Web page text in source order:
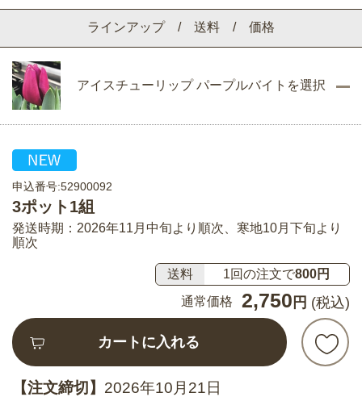
ラインアップ / 送料 / 価格
アイスチューリップ パープルバイトを選択
申込番号:52900092
3ポット1組
発送時期：2026年11月中旬より順次、寒地10月下旬より
順次
送料 1回の注文で800円
通常価格
2,750 円 (税込)
カートに入れる
【注文締切】 2026年10月21日